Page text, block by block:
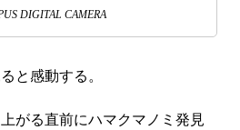
DIGITAL CAMERA
と感動する。
がる直前にハマクマノミ発見